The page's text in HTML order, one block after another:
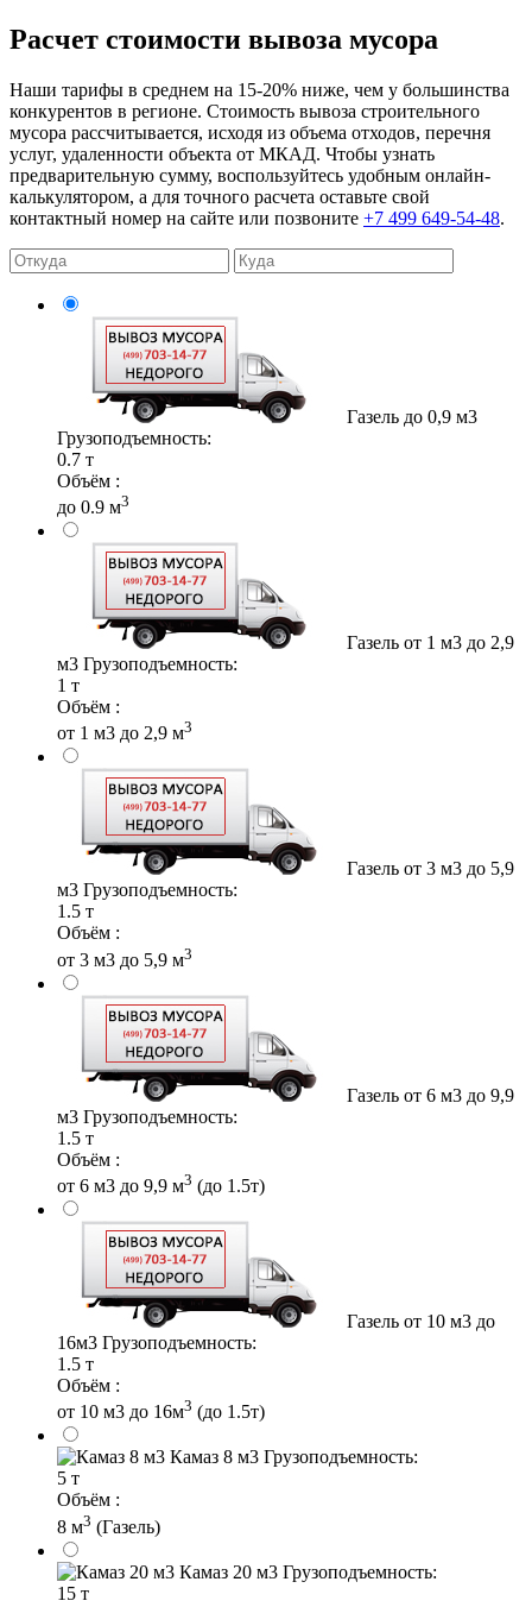
Расчет стоимости вывоза мусора
Наши тарифы в среднем на 15-20% ниже, чем у большинства
конкурентов в регионе. Стоимость вывоза строительного
мусора рассчитывается, исходя из объема отходов, перечня
услуг, удаленности объекта от МКАД. Чтобы узнать
предварительную сумму, воспользуйтесь удобным онлайн-
калькулятором, а для точного расчета оставьте свой
контактный номер на сайте или позвоните +7 499 649-54-48.
Газель до 0,9 м3
Грузоподъемность:
0.7 т
Объём :
до 0.9 м3
Газель от 1 м3 до 2,9
м3 Грузоподъемность:
1 т
Объём :
от 1 м3 до 2,9 м3
Газель от 3 м3 до 5,9
м3 Грузоподъемность:
1.5 т
Объём :
от 3 м3 до 5,9 м3
Газель от 6 м3 до 9,9
м3 Грузоподъемность:
1.5 т
Объём :
от 6 м3 до 9,9 м3 (до 1.5т)
Газель от 10 м3 до
16м3 Грузоподъемность:
1.5 т
Объём :
от 10 м3 до 16м3 (до 1.5т)
Камаз 8 м3 Грузоподъемность:
5 т
Объём :
8 м3 (Газель)
Камаз 20 м3 Грузоподъемность:
15 т